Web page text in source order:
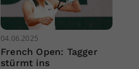
04.06.2025
French Open: Tagger
stürmt ins